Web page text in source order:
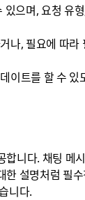
으며, 요청 유
나, 필요에 따라
이트를 할 수 있
니다. 채팅 메
설명처럼 필
니다.